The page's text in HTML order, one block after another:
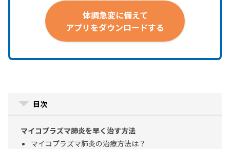
体調急変に備えて
アプリをダウンロードする
目次
マイコプラズマ肺炎を早く治す方法
マイコプラズマ肺炎の治療方法は？